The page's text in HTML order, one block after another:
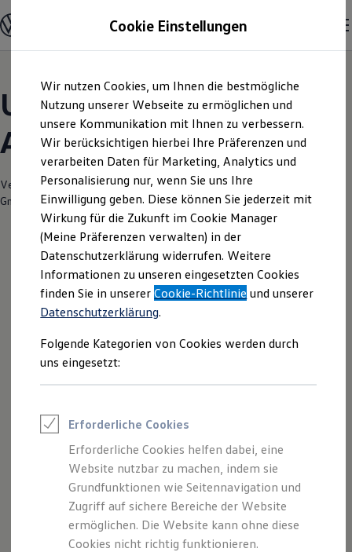
Hauptinhalt
springen
Footer
springen
Modelle und Konfigurator
Konfigurator
Modelle vergleichen
Elektroautos
ENERGY Sondermodelle
Nutzfahrzeuge
SUV und CUV
Familienautos
Kombis
Kompaktwagen
Sportwagen
Schnell verfügbare Fahrzeuge
Angebote und Produkte
Aktuelle Angebote
E-Auto-Förderung
Volkswagen Marktplatz
Die ENERGY Sondermodelle
Junge Gebrauchtwagen und Gebrauchtwagen
Volkswagen Zertifizierte Gebrauchtwagen
Elektromobilität bei Gebrauchtwagen
Saisonangebote
Reifenpakete
Leasing
Leasing-Angebote
Elektroauto Leasing
Kleinwagen-Leasing
Leasing ohne Anzahlung
Finanzierung
Autokredit mit Schlussrate
Versicherungen und Garantien
Kfz-Versicherung
Restschuldversicherungen
Garantien
Unsere aktuellen
Angebote und mehr
Verantwortlich für die Inhalte auf dieser Seite ist die asw.AUTOMOBILE
GmbH & Co. KG(Impressum & Rechtliches)
Leider haben wir im Moment keine
aktuellen Angebote
Ihre
Schritte
Servicetermin buchen
Cookie Einstellungen
Wir nutzen Cookies, um Ihnen die bestmögliche
Nutzung unserer Webseite zu ermöglichen und
unsere Kommunikation mit Ihnen zu verbessern.
Wir berücksichtigen hierbei Ihre Präferenzen und
verarbeiten Daten für Marketing, Analytics und
Personalisierung nur, wenn Sie uns Ihre
Einwilligung geben. Diese können Sie jederzeit mit
Wirkung für die Zukunft im Cookie Manager
(Meine Präferenzen verwalten) in der
Datenschutzerklärung widerrufen. Weitere
Informationen zu unseren eingesetzten Cookies
finden Sie in unsererCookie-Richtlinie und unserer
Datenschutzerklärung.
Folgende Kategorien von Cookies werden durch
uns eingesetzt:
Erforderliche Cookies
Erforderliche Cookies helfen dabei, eine
Website nutzbar zu machen, indem sie
Grundfunktionen wie Seitennavigation und
Zugriff auf sichere Bereiche der Website
ermöglichen. Die Website kann ohne diese
Cookies nicht richtig funktionieren.